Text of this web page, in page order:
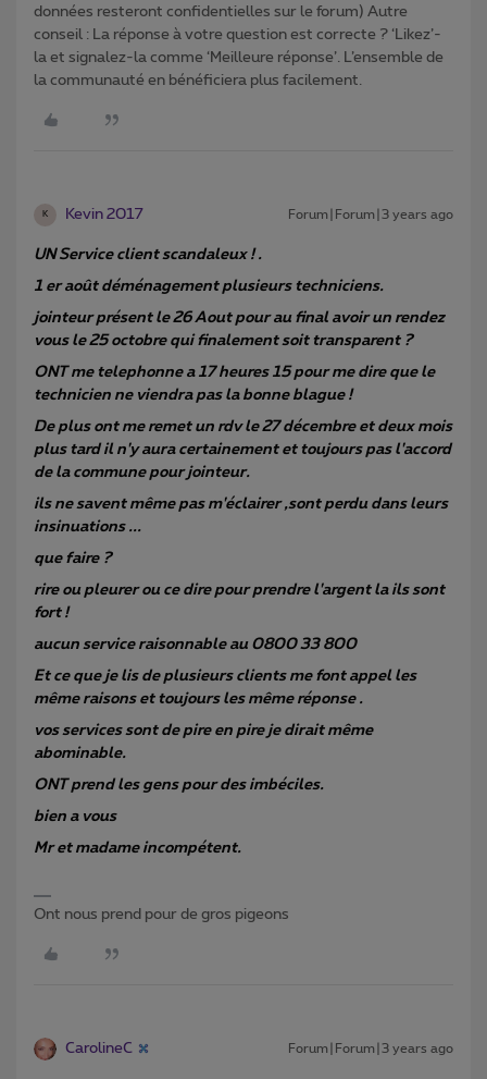
données resteront confidentielles sur le forum) Autre
conseil : La réponse à votre question est correcte ? ‘Likez’-
la et signalez-la comme ‘Meilleure réponse’. L’ensemble de
la communauté en bénéficiera plus facilement.
K Kevin 2017 Forum|Forum|3 years ago
UN Service client scandaleux ! .
1 er août déménagement plusieurs techniciens.
jointeur présent le 26 Aout pour au final avoir un rendez
vous le 25 octobre qui finalement soit transparent ?
ONT me telephonne a 17 heures 15 pour me dire que le
technicien ne viendra pas la bonne blague !
De plus ont me remet un rdv le 27 décembre et deux mois
plus tard il n'y aura certainement et toujours pas l'accord
de la commune pour jointeur.
ils ne savent même pas m'éclairer ,sont perdu dans leurs
insinuations ...
que faire ?
rire ou pleurer ou ce dire pour prendre l'argent la ils sont
fort !
aucun service raisonnable au 0800 33 800
Et ce que je lis de plusieurs clients me font appel les
même raisons et toujours les même réponse .
vos services sont de pire en pire je dirait même
abominable.
ONT prend les gens pour des imbéciles.
bien a vous
Mr et madame incompétent.
Ont nous prend pour de gros pigeons
CarolineC Forum|Forum|3 years ago